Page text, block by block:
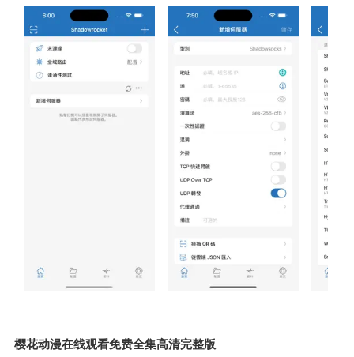
樱花动漫在线观看免费全集高清完整版